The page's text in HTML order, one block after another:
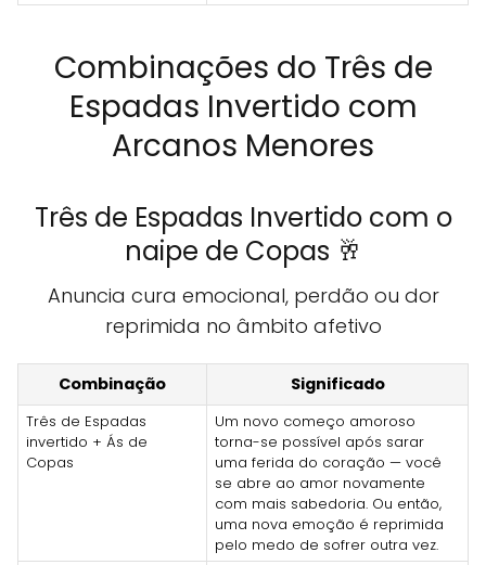
Combinações do Três de
Espadas Invertido com
Arcanos Menores
Três de Espadas Invertido com o
naipe de Copas 🥂
Anuncia cura emocional, perdão ou dor
reprimida no âmbito afetivo
Combinação Significado
Três de Espadas
invertido + Ás de
Copas
Um novo começo amoroso
torna-se possível após sarar
uma ferida do coração — você
se abre ao amor novamente
com mais sabedoria. Ou então,
uma nova emoção é reprimida
pelo medo de sofrer outra vez.